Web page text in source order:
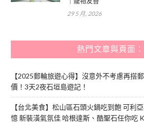
29 5 月, 2026
熱門文章與頁面︰
【2025郵輪旅遊心得】沒意外不考慮再搭
價！3天2夜石垣島遊記！
【台北美食】松山區石頭火鍋吃到飽 可利
憶 新裝潢氣氛佳 哈根達斯、酷聖石任你吃